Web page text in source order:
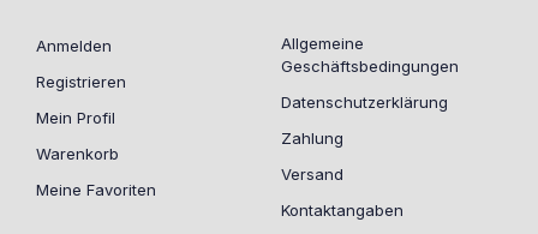
Anmelden
Registrieren
Mein Profil
Warenkorb
Meine Favoriten
Allgemeine
Geschäftsbedingungen
Datenschutzerklärung
Zahlung
Versand
Kontaktangaben